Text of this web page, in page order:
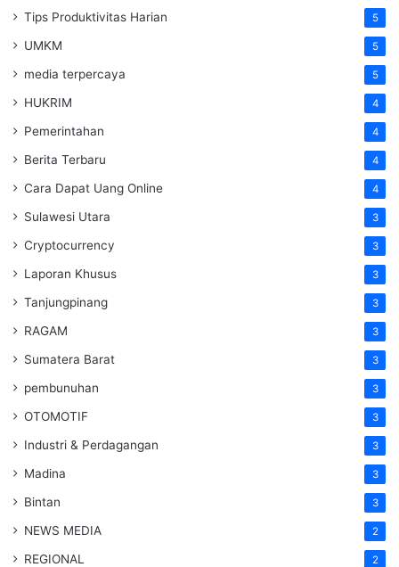
Tips Produktivitas Harian 5
UMKM 5
media terpercaya 5
HUKRIM 4
Pemerintahan 4
Berita Terbaru 4
Cara Dapat Uang Online 4
Sulawesi Utara 3
Cryptocurrency 3
Laporan Khusus 3
Tanjungpinang 3
RAGAM 3
Sumatera Barat 3
pembunuhan 3
OTOMOTIF 3
Industri & Perdagangan 3
Madina 3
Bintan 3
NEWS MEDIA 2
REGIONAL 2